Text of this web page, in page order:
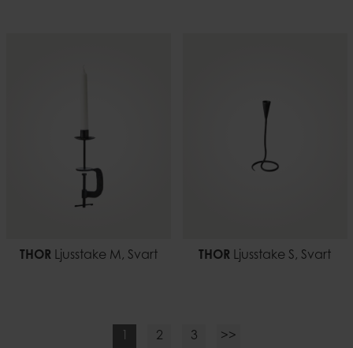
THORLjusstake M, Svart THOR Ljusstake S, Svart
1 2 3 >>